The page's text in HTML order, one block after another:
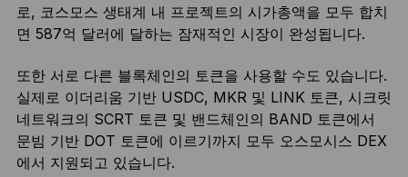
로, 코스모스 생태계 내 프로젝트의 시가총액을 모두 합치
면 587억 달러에 달하는 잠재적인 시장이 완성됩니다.
또한 서로 다른 블록체인의 토큰을 사용할 수도 있습니다.
실제로 이더리움 기반 USDC, MKR 및 LINK 토큰, 시크릿
네트워크의 SCRT 토큰 및 밴드체인의 BAND 토큰에서
문빔 기반 DOT 토큰에 이르기까지 모두 오스모시스 DEX
에서 지원되고 있습니다.